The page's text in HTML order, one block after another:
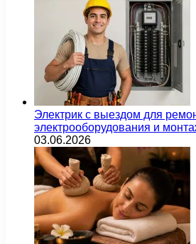
Электрик с выездом для
электрооборудования и
03.06.2026